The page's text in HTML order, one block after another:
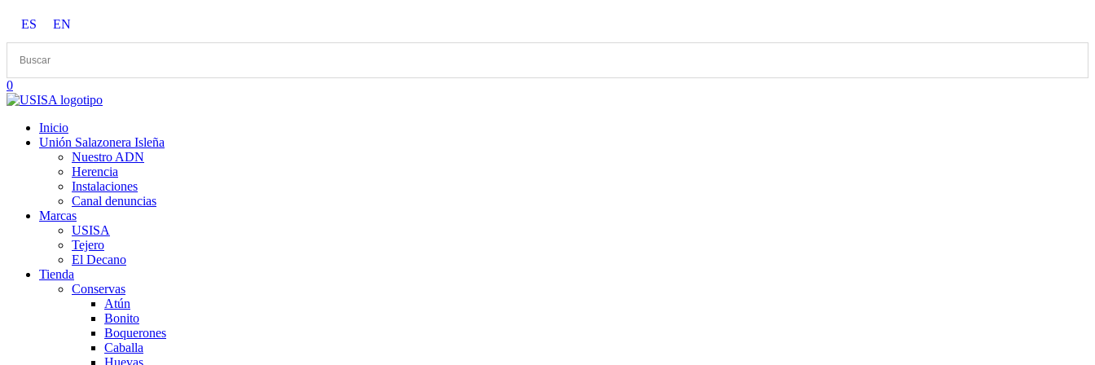
contenido
ES EN
0
Inicio
Unión Salazonera Isleña
Nuestro ADN
Herencia
Instalaciones
Canal denuncias
Marcas
USISA
Tejero
El Decano
Tienda
Conservas
Atún
Bonito
Boquerones
Caballa